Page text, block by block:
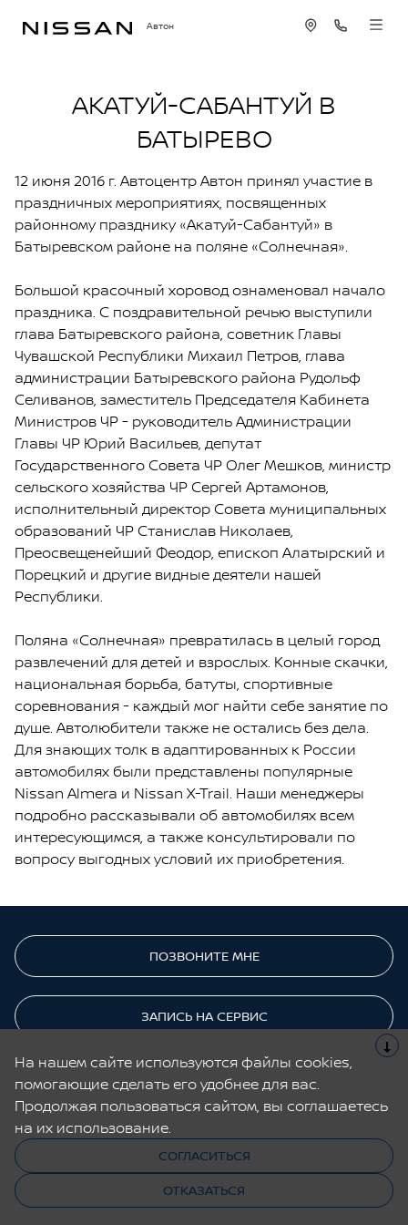
Автон
АКАТУЙ-САБАНТУЙ В
БАТЫРЕВО
12 июня 2016 г. Автоцентр Автон принял участие в
праздничных мероприятиях, посвященных
районному празднику «Акатуй-Сабантуй» в
Батыревском районе на поляне «Солнечная».
Большой красочный хоровод ознаменовал начало
праздника. С поздравительной речью выступили
глава Батыревского района, советник Главы
Чувашской Республики Михаил Петров, глава
администрации Батыревского района Рудольф
Селиванов, заместитель Председателя Кабинета
Министров ЧР - руководитель Администрации
Главы ЧР Юрий Васильев, депутат
Государственного Совета ЧР Олег Мешков, министр
сельского хозяйства ЧР Сергей Артамонов,
исполнительный директор Совета муниципальных
образований ЧР Станислав Николаев,
Преосвещенейший Феодор, епископ Алатырский и
Порецкий и другие видные деятели нашей
Республики.
Поляна «Солнечная» превратилась в целый город
развлечений для детей и взрослых. Конные скачки,
национальная борьба, батуты, спортивные
соревнования - каждый мог найти себе занятие по
душе. Автолюбители также не остались без дела.
Для знающих толк в адаптированных к России
автомобилях были представлены популярные
Nissan Almera и Nissan X-Trail. Наши менеджеры
подробно рассказывали об автомобилях всем
интересующимся, а также консультировали по
вопросу выгодных условий их приобретения.
ПОЗВОНИТЕ МНЕ
ЗАПИСЬ НА СЕРВИС
Cайт не является публичной офертой.
Все содержащиеся на Сайте сведения носят исключительно
информационный характер и не является исчерпывающими.
© 2026, Nissan Cделано в UDP Auto
На нашем сайте используются файлы cookies,
помогающие сделать его удобнее для вас.
Продолжая пользоваться сайтом, вы соглашаетесь
на их использование.
СОГЛАСИТЬСЯ
ОТКАЗАТЬСЯ
Обратный